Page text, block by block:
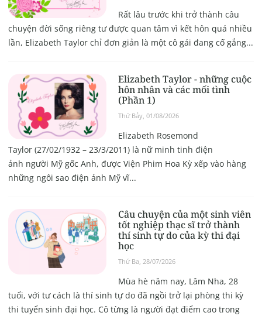
Rất lâu trước khi trở thành câu
chuyện đời sống riêng tư được quan tâm vì kết hôn quá nhiều
lần, Elizabeth Taylor chỉ đơn giản là một cô gái đang cố gắng...
Elizabeth Taylor - những cuộc
hôn nhân và các mối tình
(Phần 1)
Thứ Bảy, 01/08/2026
Elizabeth Rosemond
Taylor (27/02/1932 – 23/3/2011) là nữ minh tinh điện
ảnh người Mỹ gốc Anh, được Viện Phim Hoa Kỳ xếp vào hàng
những ngôi sao điện ảnh Mỹ vĩ...
Câu chuyện của một sinh viên
tốt nghiệp thạc sĩ trở thành
thí sinh tự do của kỳ thi đại
học
Thứ Ba, 28/07/2026
Mùa hè năm nay, Lâm Nha, 28
tuổi, với tư cách là thí sinh tự do đã ngồi trở lại phòng thi kỳ
thi tuyển sinh đại học. Cô từng là người đạt điểm cao trong